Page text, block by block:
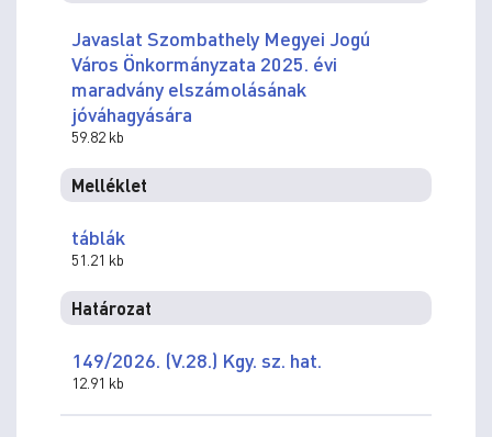
Javaslat Szombathely Megyei Jogú
Város Önkormányzata 2025. évi
maradvány elszámolásának
jóváhagyására
59.82 kb
Melléklet
táblák
51.21 kb
Határozat
149/2026. (V.28.) Kgy. sz. hat.
12.91 kb